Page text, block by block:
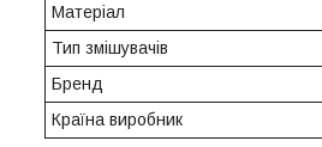
Матеріал
Тип змішувачів
Бренд
Країна виробник